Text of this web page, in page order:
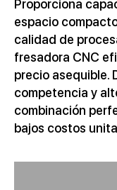
Proporciona
espacio
calidad de
fresadora CNC
precio asequible.
competencia y
combinación
bajos costos